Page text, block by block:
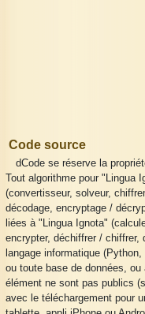
Code source
dCode se réserve la
Tout algorithme pour
(convertisseur, solveur,
décodage, encryptage /
liées à "Lingua Ignota"
encrypter, déchiffrer / chiffrer,
langage informatique
ou toute base de données,
élément ne sont pas publics
avec le téléchargement pour